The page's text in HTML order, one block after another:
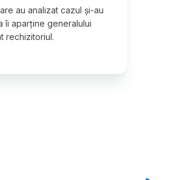
au analizat cazul și-au
îi aparține generalului
rechizitoriul.